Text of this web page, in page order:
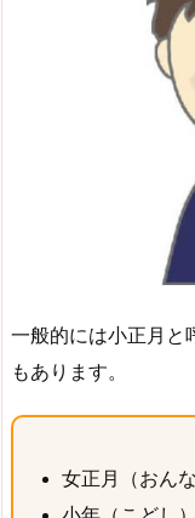
一般的には小正月と
もあります。
女正月（おん